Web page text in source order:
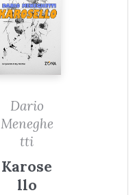
Dario
Meneghe
tti
Karose
llo